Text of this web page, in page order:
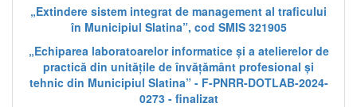
„Extindere sistem integrat de management al traficului
în Municipiul Slatina”, cod SMIS 321905
„Echiparea laboratoarelor informatice și a atelierelor de
practică din unitățile de învățământ profesional și
tehnic din Municipiul Slatina” - F-PNRR-DOTLAB-2024-
0273 - finalizat